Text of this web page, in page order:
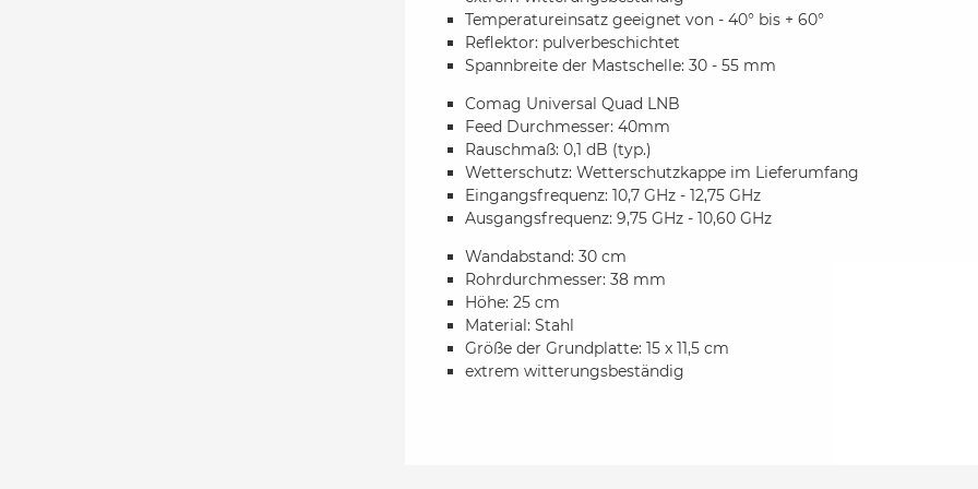
Temperatureinsatz geeignet von - 40° bis + 60°
Reflektor: pulverbeschichtet
Spannbreite der Mastschelle: 30 - 55 mm
Comag Universal Quad LNB
Feed Durchmesser: 40mm
Rauschmaß: 0,1 dB (typ.)
Wetterschutz: Wetterschutzkappe im Lieferumfang
Eingangsfrequenz: 10,7 GHz - 12,75 GHz
Ausgangsfrequenz: 9,75 GHz - 10,60 GHz
Wandabstand: 30 cm
Rohrdurchmesser: 38 mm
Höhe: 25 cm
Material: Stahl
Größe der Grundplatte: 15 x 11,5 cm
extrem witterungsbeständig